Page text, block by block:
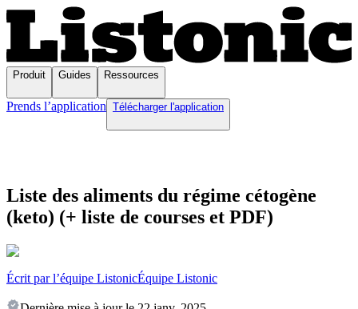
Produit Guides Ressources
Prends l’application Télécharger l'application
Liste des aliments du régime cétogène
(keto) (+ liste de courses et PDF)
Écrit par l’équipe ListonicÉquipe Listonic